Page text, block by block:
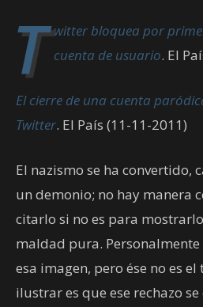
T witter bloquea por
cuenta de usuario. El
El cierre de una cuenta
Twitter. El País (11-11-2011)
El nazismo se ha convertido,
un demonio; no hay manera
citarlo si no es para
maldad pura.
esa imagen, pero ése no es
ilustrar es que ese rechazo